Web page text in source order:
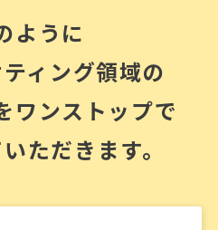
ように
ィング領域の
ワンストップで
ただきます。